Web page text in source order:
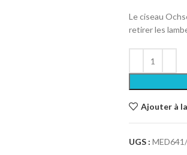
Le ciseau
retirer les
Ajouter à
UGS :